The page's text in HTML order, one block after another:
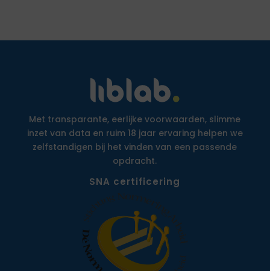
Met transparante, eerlijke voorwaarden, slimme
inzet van data en ruim 18 jaar ervaring helpen we
zelfstandigen bij het vinden van een passende
opdracht.
SNA certificering